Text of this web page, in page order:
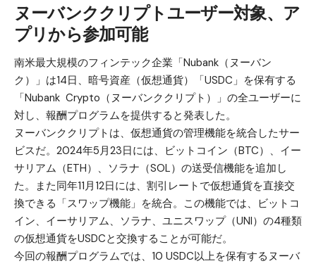
ヌーバンククリプトユーザー対象、ア
プリから参加可能
南米最大規模のフィンテック企業「Nubank（ヌーバン
ク）」は14日、暗号資産（仮想通貨）「USDC」を保有する
「Nubank Crypto（ヌーバンククリプト）」の全ユーザーに
対し、報酬プログラムを提供すると発表した。
ヌーバンククリプトは、仮想通貨の管理機能を統合したサー
ビスだ。2024年5月23日には、 ビットコイン（BTC） 、 イー
サリアム（ETH） 、 ソラナ（SOL） の送受信機能を追加し
た。また同年11月12日には、割引レートで仮想通貨を直接交
換できる「スワップ機能」を統合。この機能では、ビットコ
イン、イーサリアム、ソラナ、ユニスワップ（UNI）の4種類
の仮想通貨をUSDCと交換することが可能だ。
今回の報酬プログラムでは、10 USDC以上を保有するヌーバ